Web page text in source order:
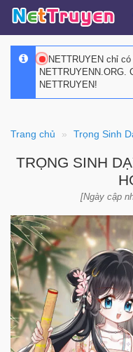
NETTRUYEN chỉ
NETTRUYENN.ORG.
NETTRUYEN!
Trang chủ Trọng Sinh
TRỌNG SINH
[Ngày cập